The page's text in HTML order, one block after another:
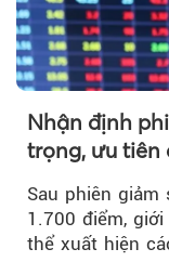
Nhận định
trọng, ưu tiên
Sau phiên
1.700 điểm,
thể xuất hiện